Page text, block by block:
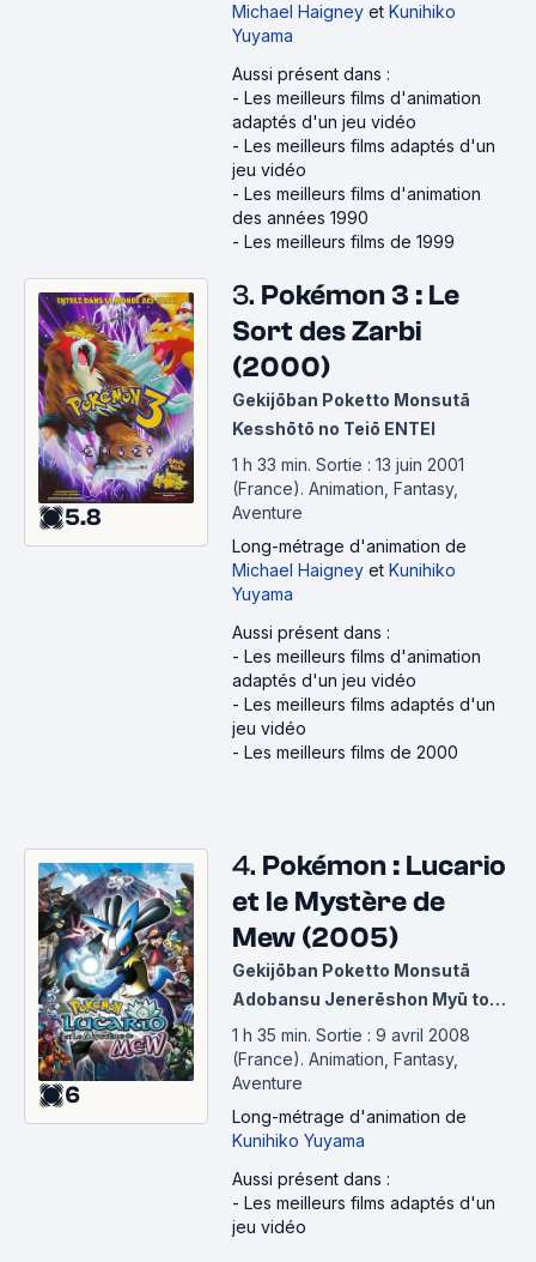
Michael Haigney et Kunihiko
Yuyama
Aussi présent dans :
- Les meilleurs films d'animation
adaptés d'un jeu vidéo
- Les meilleurs films adaptés d'un
jeu vidéo
- Les meilleurs films d'animation
des années 1990
- Les meilleurs films de 1999
5.8
3. Pokémon 3 : Le
Sort des Zarbi
(2000)
Gekijōban Poketto Monsutā
Kesshōtō no Teiō ENTEI
1 h 33 min. Sortie : 13 juin 2001
(France). Animation, Fantasy,
Aventure
Long-métrage d'animation de
Michael Haigney et Kunihiko
Yuyama
Aussi présent dans :
- Les meilleurs films d'animation
adaptés d'un jeu vidéo
- Les meilleurs films adaptés d'un
jeu vidéo
- Les meilleurs films de 2000
6
4. Pokémon : Lucario
et le Mystère de
Mew (2005)
Gekijōban Poketto Monsutā
Adobansu Jenerēshon Myū to
Hadō no Yūsha Rukario
1 h 35 min. Sortie : 9 avril 2008
(France). Animation, Fantasy,
Aventure
Long-métrage d'animation de
Kunihiko Yuyama
Aussi présent dans :
- Les meilleurs films adaptés d'un
jeu vidéo